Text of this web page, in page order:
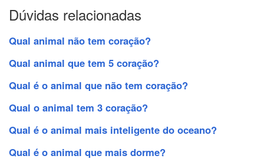
Dúvidas relacionadas
Qual animal não tem coração?
Qual animal que tem 5 coração?
Qual é o animal que não tem coração?
Qual o animal tem 3 coração?
Qual é o animal mais inteligente do oceano?
Qual é o animal que mais dorme?